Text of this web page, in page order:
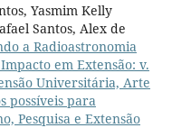
Yasmim Kelly
Santos, Alex de
a Radioastronomia
em Extensão: v.
Universitária, Arte
possíveis para
Pesquisa e Extensão